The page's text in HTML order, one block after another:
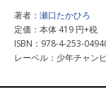
著者： 瀬口たかひろ
定価：本体 419 円+税
ISBN：978-4-253-
レーベル：少年チャン